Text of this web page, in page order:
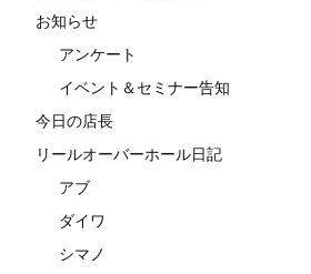
お知らせ
アンケート
イベント＆セミナー告知
今日の店長
リールオーバーホール日記
アブ
ダイワ
シマノ